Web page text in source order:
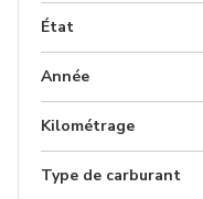
État
Année
Kilométrage
Type de carburant